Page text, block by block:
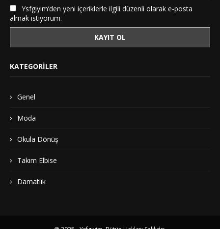
Ysfgiyim’den yeni içeriklerle ilgili düzenli olarak e-posta
almak istiyorum.
KATEGORILER
Genel
Moda
Okula Dönüş
Takım Elbise
Damatlık